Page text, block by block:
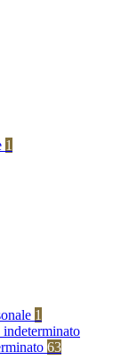
1
1
indeterminato
63